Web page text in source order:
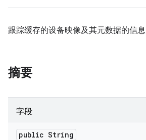
跟踪缓存的设备映像及其元数据的信息
摘要
字段
public String